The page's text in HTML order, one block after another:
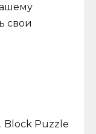
свои
Block Puzzle